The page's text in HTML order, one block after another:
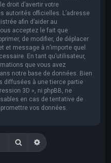
droit d’avertir votre
autorités officielles. L’adresse
afin d’aider au
acceptez le fait que
de modifier, de déplacer
et message à n’importe quel
En tant qu’utilisateur,
que vous avez
notre base de données. Bien
diffusées à une tierce partie
3D », ni phpBB, ne
en cas de tentative de
vos données.
RechercherRecherche avancée